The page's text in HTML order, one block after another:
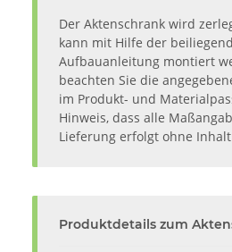
Der Aktenschrank wird
kann mit Hilfe der
Aufbauanleitung montiert
beachten Sie die
im Produkt- und
Hinweis, dass alle
Lieferung erfolgt ohne
Produktdetails zum